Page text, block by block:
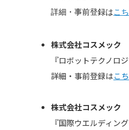
詳細・事前登録はこ
株式会社コスメック
『ロボットテクノロ
詳細・事前登録はこ
株式会社コスメック
『国際ウエルディン